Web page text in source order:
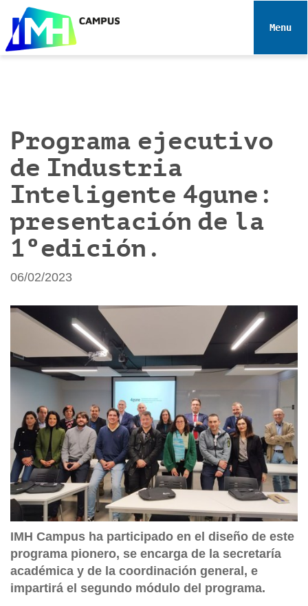
e
Toggle
Programa ejecutivo
de Industria
Inteligente 4gune:
presentación de la
1ºedición.
06/02/2023
IMH Campus ha participado en el diseño de este
programa pionero, se encarga de la secretaría
académica y de la coordinación general, e
impartirá el segundo módulo del programa.